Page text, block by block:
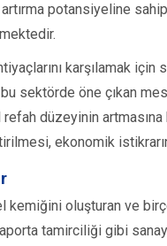
potansiyeline
karşılamak için
sektörde öne çıkan
düzeyinin artmasına
ekonomik
kemiğini oluşturan ve
tamirciliği gibi